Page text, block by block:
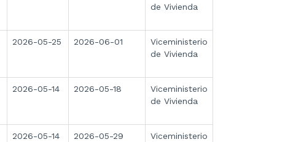
de Vivienda
2026-05-25 2026-06-01
Viceministerio
de Vivienda
2026-05-14 2026-05-18
Viceministerio
de Vivienda
2026-05-14 2026-05-29
Viceministerio